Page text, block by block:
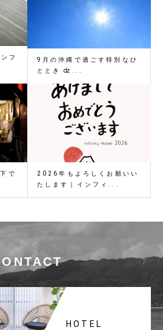
フ
9月の沖縄で過ごす特別なひ
ととき ǳ...
で
2026年もよろしくお願いい
たします｜インフィ...
HOTEL